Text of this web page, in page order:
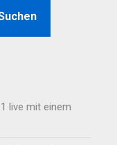
live mit einem